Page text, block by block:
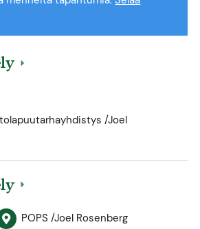
/Joel
POPS /Joel Rosenberg